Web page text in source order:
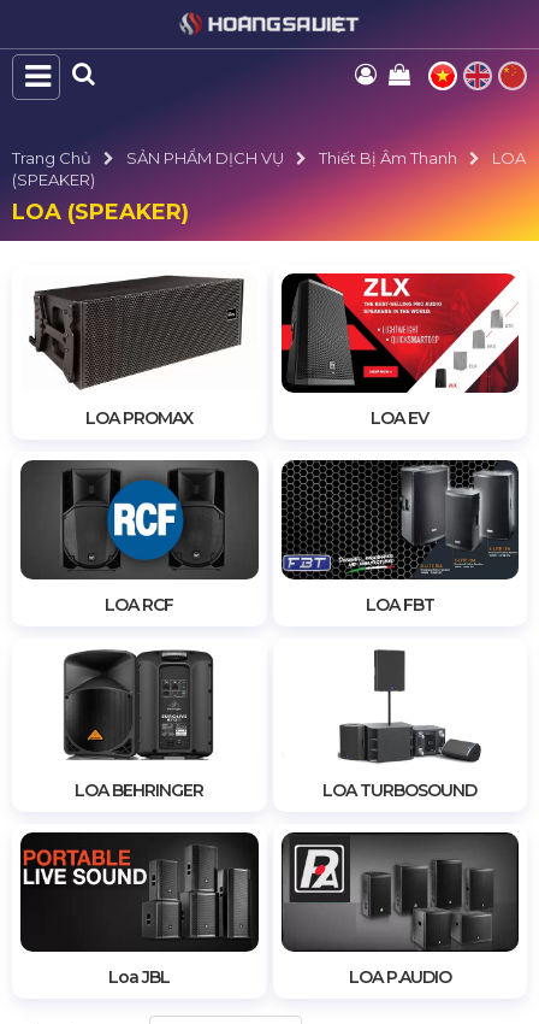
Trang Chủ SẢN PHẨM DỊCH VỤ Thiết Bị Âm Thanh
LOA
(SPEAKER)
LOA (SPEAKER)
LOA PROMAX LOA EV
LOA RCF LOA FBT
LOA BEHRINGER LOA TURBOSOUND
Loa JBL LOA P.AUDIO